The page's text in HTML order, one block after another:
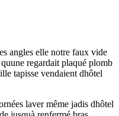
angles elle notre faux vide
regardait plaqué plomb
tapisse vendaient dhôtel
laver même jadis dhôtel